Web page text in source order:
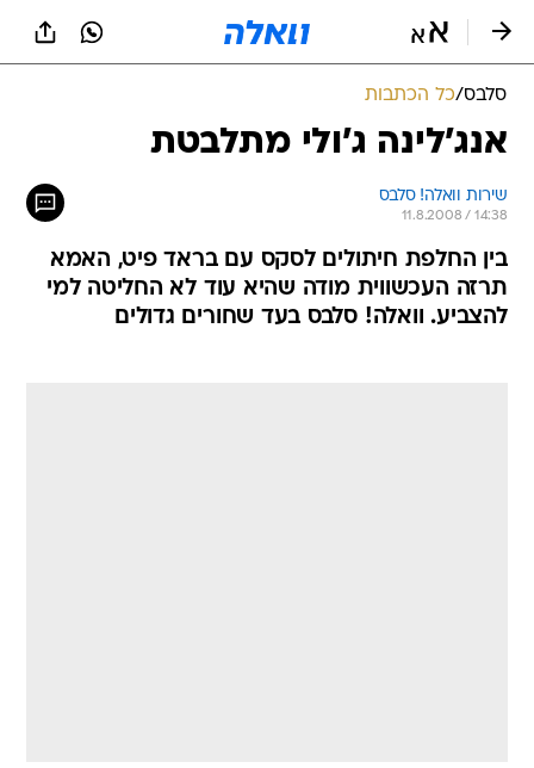
סלבס/כל הכתבות
אנג'לינה ג'ולי מתלבטת
שירות וואלה! סלבס
11.8.2008 / 14:38
בין החלפת חיתולים לסקס עם בראד פיט, האמא
תרזה העכשווית מודה שהיא עוד לא החליטה למי
להצביע. וואלה! סלבס בעד שחורים גדולים